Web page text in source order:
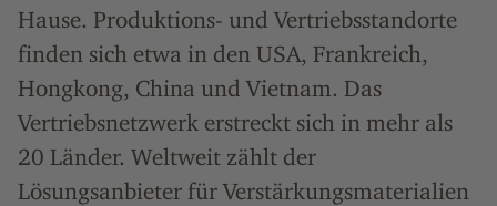
Hause. Produktions- und Vertriebsstandorte
finden sich etwa in den USA, Frankreich,
Hongkong, China und Vietnam. Das
Vertriebsnetzwerk erstreckt sich in mehr als
20 Länder. Weltweit zählt der
Lösungsanbieter für Verstärkungsmaterialien